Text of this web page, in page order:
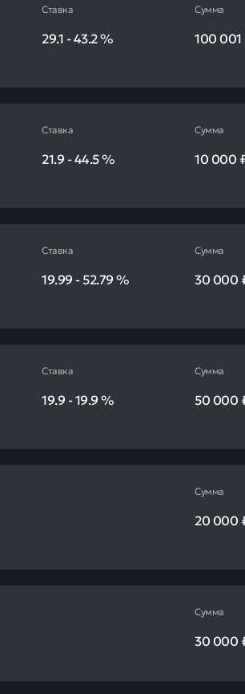
Ставка
29.1-43.2%
Сумма
100 001
Ставка
21.9-44.5%
Сумма
10 000
Ставка
19.99-52.79%
Сумма
30 000
Ставка
19.9-19.9%
Сумма
50 000
Сумма
20 000
Сумма
30 000